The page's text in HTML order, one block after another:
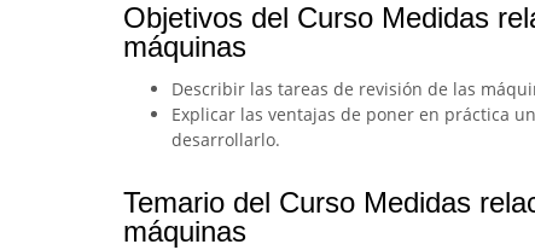
Objetivos del Curso Medidas
máquinas
Describir las tareas de revisión de las
Explicar las ventajas de poner en práctica
desarrollarlo.
Temario del Curso Medidas
máquinas